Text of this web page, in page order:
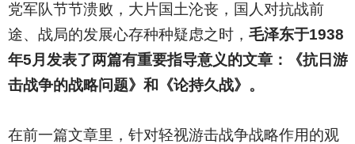
党军队节节溃败，大片国土沦丧，国人对抗战前
途、战局的发展心存种种疑虑之时， 毛泽东于1938
年5月发表了两篇有重要指导意义的文章：《抗日游
击战争的战略问题》和《论持久战》。
在前一篇文章里，针对轻视游击战争战略作用的观